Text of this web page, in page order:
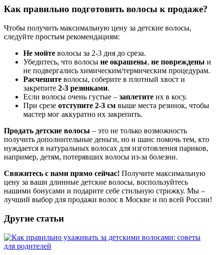
Как правильно подготовить волосы к продаже?
Чтобы получить максимальную цену за детские волосы,
следуйте простым рекомендациям:
Не мойте волосы за 2-3 дня до среза.
Убедитесь, что волосы не окрашены, не повреждены и
не подвергались химическим/термическим процедурам.
Расчешите волосы, соберите в плотный хвост и
закрепите 2-3 резинками.
Если волосы очень густые – заплетите их в косу.
При срезе отступите 2-3 см выше места резинок, чтобы
мастер мог аккуратно их закрепить.
Продать детские волосы – это не только возможность
получить дополнительные деньги, но и шанс помочь тем, кто
нуждается в натуральных волосах для изготовления париков,
например, детям, потерявших волосы из-за болезни.
Свяжитесь с нами прямо сейчас! Получите максимальную
цену за ваши длинные детские волосы, воспользуйтесь
нашими бонусами и подарите себе стильную стрижку. Мы –
лучший выбор для продажи волос в Москве и по всей России!
Другие статьи